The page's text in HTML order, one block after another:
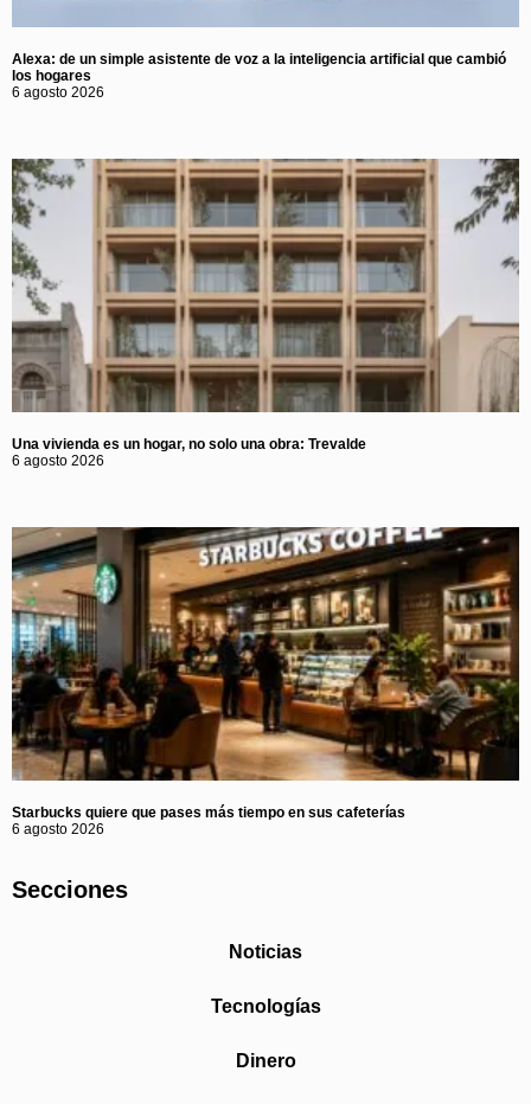
Alexa: de un simple asistente de voz a la inteligencia artificial que cambió
los hogares
6 agosto 2026
Una vivienda es un hogar, no solo una obra: Trevalde
6 agosto 2026
Starbucks quiere que pases más tiempo en sus cafeterías
6 agosto 2026
Secciones
Noticias
Tecnologías
Dinero